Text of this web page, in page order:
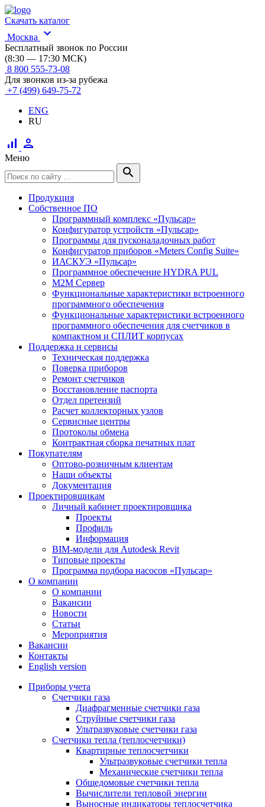
Скачать каталог
Москва
expand_more
Бесплатный звонок по России
(8:30 — 17:30 МСК)
8 800 555-73-08
Для звонков из-за рубежа
+7 (499) 649-75-72
ENG
RU
signal_cellular_alt person
Меню
search
Продукция
Собственное ПО
Программный комплекс «Пульсар»
Конфигуратор устройств «Пульсар»
Программы для пусконаладочных работ
Конфигуратор приборов «Meters Config Suite»
ИАСКУЭ «Пульсар»
Программное обеспечение HYDRA PUL
M2M Сервер
Функциональные характеристики встроенного
программного обеспечения
Функциональные характеристики встроенного
программного обеспечения для счетчиков в
компактном и СПЛИТ корпусах
Поддержка и сервисы
Техническая поддержка
Поверка приборов
Ремонт счетчиков
Восстановление паспорта
Отдел претензий
Расчет коллекторных узлов
Сервисные центры
Протоколы обмена
Контрактная сборка печатных плат
Покупателям
Оптово-розничным клиентам
Наши объекты
Документация
Проектировщикам
Личный кабинет проектировщика
Проекты
Профиль
Информация
BIM-модели для Autodesk Revit
Типовые проекты
Программа подбора насосов «Пульсар»
О компании
О компании
Вакансии
Новости
Статьи
Мероприятия
Вакансии
Контакты
English version
Приборы учета
Счетчики газа
Диафрагменные счетчики газа
Струйные счетчики газа
Ультразвуковые счетчики газа
Счетчики тепла (теплосчетчики)
Квартирные теплосчетчики
Ультразвуковые счетчики тепла
Механические счетчики тепла
Общедомовые счетчики тепла
Вычислители тепловой энергии
Выносные индикаторы теплосчетчика